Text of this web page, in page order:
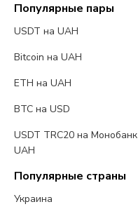
Популярные пары
USDT на UAH
Bitcoin на UAH
ETH на UAH
BTC на USD
USDT TRC20 на Монобанк
UAH
Популярные страны
Украина